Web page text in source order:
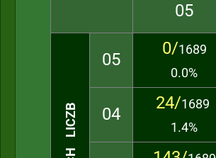
05
05
0/1689
0.0%
04
24/1689
1.4%